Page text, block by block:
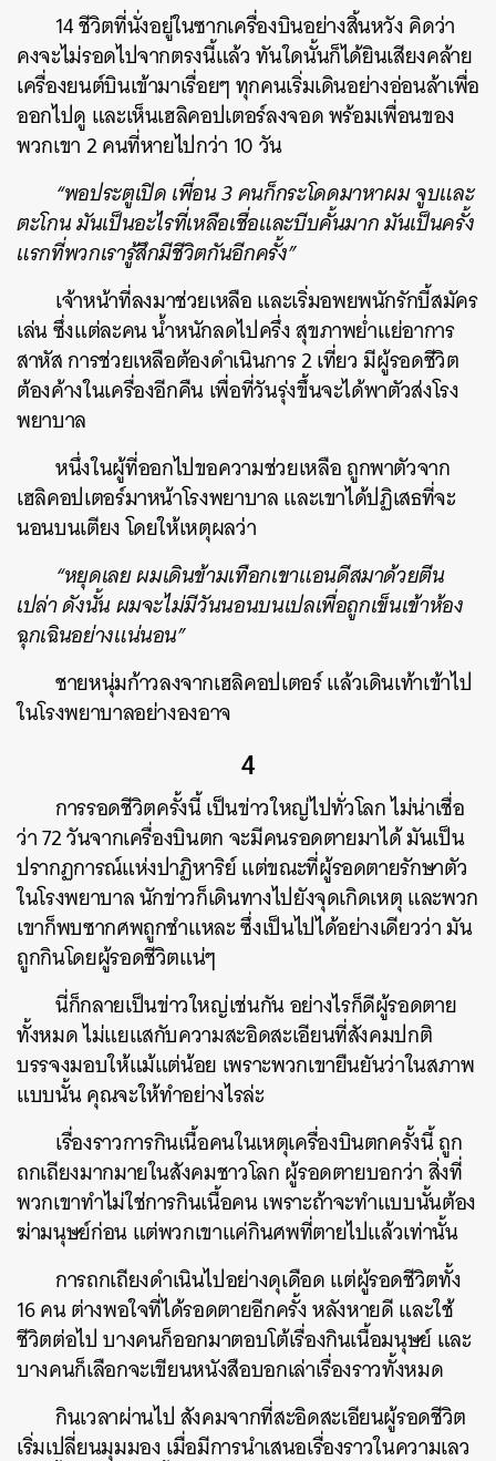
14 ชีวิตที่นั่งอยู่ในซากเครื่องบินอย่างสิ้นหวัง คิดว่า
คงจะไม่รอดไปจากตรงนี้แล้ว ทันใดนั้นก็ได้ยินเสียงคล้าย
เครื่องยนต์บินเข้ามาเรื่อยๆ ทุกคนเริ่มเดินอย่างอ่อนล้าเพื่อ
ออกไปดู และเห็นเฮลิคอปเตอร์ลงจอด พร้อมเพื่อนของ
พวกเขา 2 คนที่หายไปกว่า 10 วัน
“พอประตูเปิด เพื่อน 3 คนก็กระโดดมาหาผม จูบและ
ตะโกน มันเป็นอะไรที่เหลือเชื่อและบีบคั้นมาก มันเป็นครั้ง
แรกที่พวกเรารู้สึกมีชีวิตกันอีกครั้ง”
เจ้าหน้าที่ลงมาช่วยเหลือ และเริ่มอพยพนักรักบี้สมัคร
เล่น ซึ่งแต่ละคน น้ำหนักลดไปครึ่ง สุขภาพย่ำแย่อาการ
สาหัส การช่วยเหลือต้องดำเนินการ 2 เที่ยว มีผู้รอดชีวิต
ต้องค้างในเครื่องอีกคืน เพื่อที่วันรุ่งขึ้นจะได้พาตัวส่งโรง
พยาบาล
หนึ่งในผู้ที่ออกไปขอความช่วยเหลือ ถูกพาตัวจาก
เฮลิคอปเตอร์มาหน้าโรงพยาบาล และเขาได้ปฏิเสธที่จะ
นอนบนเตียง โดยให้เหตุผลว่า
“หยุดเลย ผมเดินข้ามเทือกเขาแอนดีสมาด้วยตีน
เปล่า ดังนั้น ผมจะไม่มีวันนอนบนเปลเพื่อถูกเข็นเข้าห้อง
ฉุกเฉินอย่างแน่นอน”
ชายหนุ่มก้าวลงจากเฮลิคอปเตอร์ แล้วเดินเท้าเข้าไป
ในโรงพยาบาลอย่างองอาจ
4
การรอดชีวิตครั้งนี้ เป็นข่าวใหญ่ไปทั่วโลก ไม่น่าเชื่อ
ว่า 72 วันจากเครื่องบินตก จะมีคนรอดตายมาได้ มันเป็น
ปรากฏการณ์แห่งปาฏิหาริย์ แต่ขณะที่ผู้รอดตายรักษาตัว
ในโรงพยาบาล นักข่าวก็เดินทางไปยังจุดเกิดเหตุ และพวก
เขาก็พบซากศพถูกชำแหละ ซึ่งเป็นไปได้อย่างเดียวว่า มัน
ถูกกินโดยผู้รอดชีวิตแน่ๆ
นี่ก็กลายเป็นข่าวใหญ่เช่นกัน อย่างไรก็ดีผู้รอดตาย
ทั้งหมด ไม่แยแสกับความสะอิดสะเอียนที่สังคมปกติ
บรรจงมอบให้แม้แต่น้อย เพราะพวกเขายืนยันว่าในสภาพ
แบบนั้น คุณจะให้ทำอย่างไรล่ะ
เรื่องราวการกินเนื้อคนในเหตุเครื่องบินตกครั้งนี้ ถูก
ถกเถียงมากมายในสังคมชาวโลก ผู้รอดตายบอกว่า สิ่งที่
พวกเขาทำไม่ใช่การกินเนื้อคน เพราะถ้าจะทำแบบนั้นต้อง
ฆ่ามนุษย์ก่อน แต่พวกเขาแค่กินศพที่ตายไปแล้วเท่านั้น
การถกเถียงดำเนินไปอย่างดุเดือด แต่ผู้รอดชีวิตทั้ง
16 คน ต่างพอใจที่ได้รอดตายอีกครั้ง หลังหายดี และใช้
ชีวิตต่อไป บางคนก็ออกมาตอบโต้เรื่องกินเนื้อมนุษย์ และ
บางคนก็เลือกจะเขียนหนังสือบอกเล่าเรื่องราวทั้งหมด
กินเวลาผ่านไป สังคมจากที่สะอิดสะเอียนผู้รอดชีวิต
เริ่มเปลี่ยนมุมมอง เมื่อมีการนำเสนอเรื่องราวในความเลว